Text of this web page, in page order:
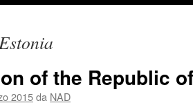
of the Republic
2015da NAD